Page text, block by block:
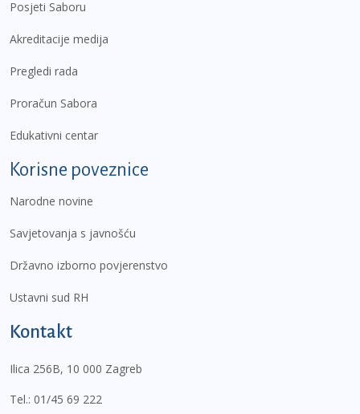
Posjeti Saboru
Akreditacije medija
Pregledi rada
Proračun Sabora
Edukativni centar
Korisne poveznice
Narodne novine
Savjetovanja s javnošću
Državno izborno povjerenstvo
Ustavni sud RH
Kontakt
Ilica 256B, 10 000 Zagreb
Tel.: 01/45 69 222